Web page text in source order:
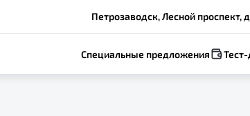
Петрозаводск, Лесной проспект,
Специальные предложения